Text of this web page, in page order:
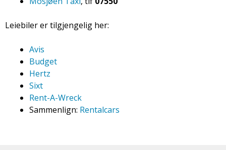
Leiebiler er tilgjengelig her:
Avis
Budget
Hertz
Sixt
Rent-A-Wreck
Sammenlign: Rentalcars